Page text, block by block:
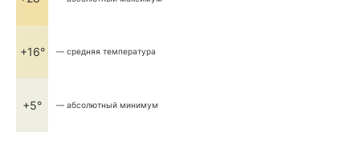
+16° — средняя температура
+5° — абсолютный минимум